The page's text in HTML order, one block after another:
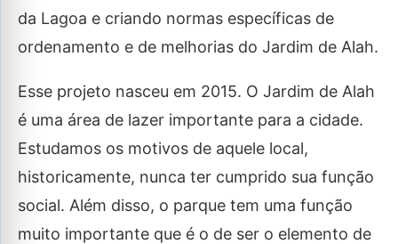
da Lagoa e criando normas específicas de
ordenamento e de melhorias do Jardim de Alah.
Esse projeto nasceu em 2015. O Jardim de Alah
é uma área de lazer importante para a cidade.
Estudamos os motivos de aquele local,
historicamente, nunca ter cumprido sua função
social. Além disso, o parque tem uma função
muito importante que é o de ser o elemento de